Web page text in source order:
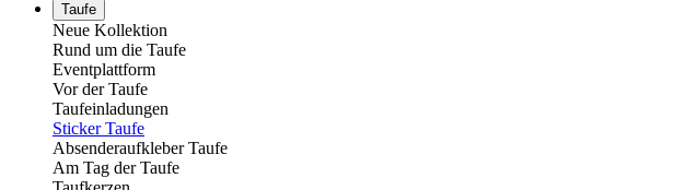
Taufe
Neue Kollektion
Rund um die Taufe
Eventplattform
Vor der Taufe
Taufeinladungen
Sticker Taufe
Absenderaufkleber Taufe
Am Tag der Taufe